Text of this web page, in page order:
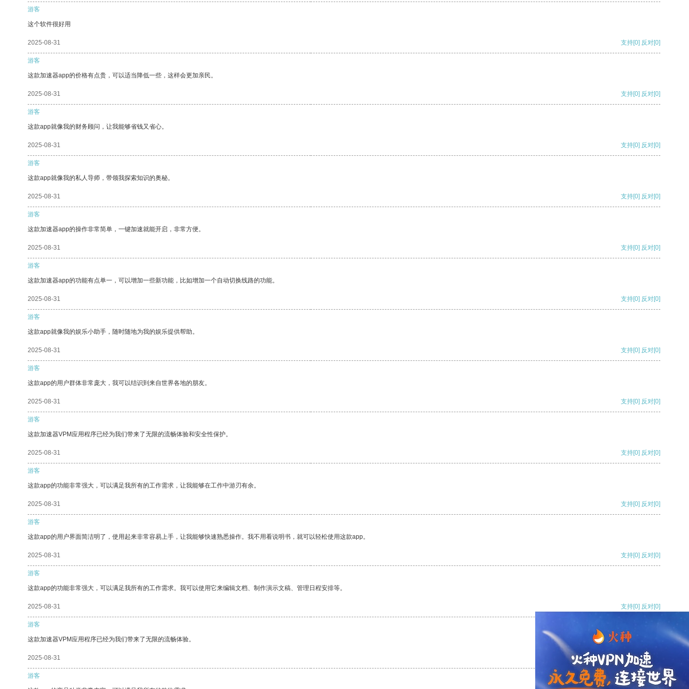
游客
这个软件很好用
2025-08-31 支持[0] 反对[0]
游客
这款加速器app的价格有点贵，可以适当降低一些，这样会更加亲民。
2025-08-31 支持[0] 反对[0]
游客
这款app就像我的财务顾问，让我能够省钱又省心。
2025-08-31 支持[0] 反对[0]
游客
这款app就像我的私人导师，带领我探索知识的奥秘。
2025-08-31 支持[0] 反对[0]
游客
这款加速器app的操作非常简单，一键加速就能开启，非常方便。
2025-08-31 支持[0] 反对[0]
游客
这款加速器app的功能有点单一，可以增加一些新功能，比如增加一个自动切换线路的功能。
2025-08-31 支持[0] 反对[0]
游客
这款app就像我的娱乐小助手，随时随地为我的娱乐提供帮助。
2025-08-31 支持[0] 反对[0]
游客
这款app的用户群体非常庞大，我可以结识到来自世界各地的朋友。
2025-08-31 支持[0] 反对[0]
游客
这款加速器VPM应用程序已经为我们带来了无限的流畅体验和安全性保护。
2025-08-31 支持[0] 反对[0]
游客
这款app的功能非常强大，可以满足我所有的工作需求，让我能够在工作中游刃有余。
2025-08-31 支持[0] 反对[0]
游客
这款app的用户界面简洁明了，使用起来非常容易上手，让我能够快速熟悉操作。我不用看说明书，就可以轻松使用这款app。
2025-08-31 支持[0] 反对[0]
游客
这款app的功能非常强大，可以满足我所有的工作需求。我可以使用它来编辑文档、制作演示文稿、管理日程安排等。
2025-08-31 支持[0] 反对[0]
游客
这款加速器VPM应用程序已经为我们带来了无限的流畅体验。
2025-08-31 支持[0] 反对
游客